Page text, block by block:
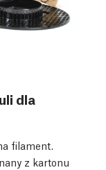
dla
filament.
z kartonu